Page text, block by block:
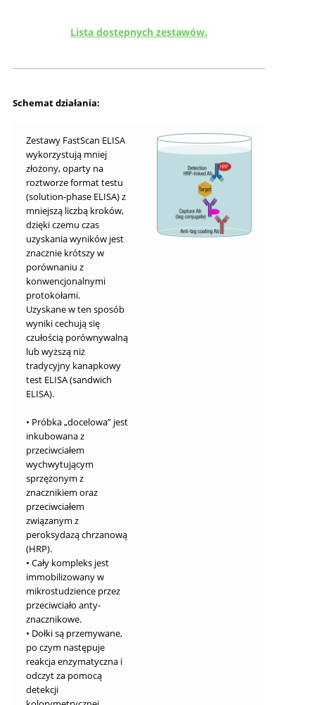
Lista dostępnych zestawów.
Schemat działania:
Zestawy FastScan ELISA
wykorzystują mniej
złożony, oparty na
roztworze format testu
(solution-phase ELISA) z
mniejszą liczbą kroków,
dzięki czemu czas
uzyskania wyników jest
znacznie krótszy w
porównaniu z
konwencjonalnymi
protokołami.
Uzyskane w ten sposób
wyniki cechują się
czułością porównywalną
lub wyższą niż
tradycyjny kanapkowy
test ELISA (sandwich
ELISA).
• Próbka „docelowa” jest
inkubowana z
przeciwciałem
wychwytującym
sprzężonym z
znacznikiem oraz
przeciwciałem
związanym z
peroksydazą chrzanową
(HRP).
• Cały kompleks jest
immobilizowany w
mikrostudzience przez
przeciwciało anty-
znacznikowe.
• Dołki są przemywane,
po czym następuje
reakcja enzymatyczna i
odczyt za pomocą
detekcji